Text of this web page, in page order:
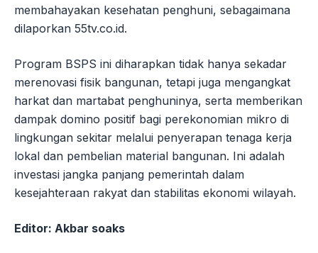
membahayakan kesehatan penghuni, sebagaimana
dilaporkan 55tv.co.id.
Program BSPS ini diharapkan tidak hanya sekadar
merenovasi fisik bangunan, tetapi juga mengangkat
harkat dan martabat penghuninya, serta memberikan
dampak domino positif bagi perekonomian mikro di
lingkungan sekitar melalui penyerapan tenaga kerja
lokal dan pembelian material bangunan. Ini adalah
investasi jangka panjang pemerintah dalam
kesejahteraan rakyat dan stabilitas ekonomi wilayah.
Editor: Akbar soaks